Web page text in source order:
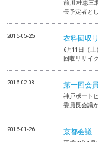
前川 桂恵三
長予定者と
2016-05-25 衣料回収
6月11日（
回収リサイ
2016-02-08 第一回会
神戸ポート
委員長会議
2016-01-26 京都会議